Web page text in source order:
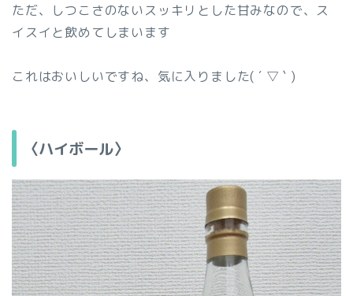
ただ、しつこさのないスッキリとした甘みなので、ス
イスイと飲めてしまいます
これはおいしいですね、気に入りました( ´ ▽ ` )
〈ハイボール〉